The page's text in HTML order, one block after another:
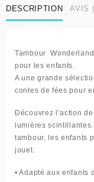
DESCRIPTION AVIS
Tambour
pour les enfants.
A une grande
contes de fées pour
Découvrez l’action
lumières
tambour, les enfants
jouet.
• Adapté aux enfants